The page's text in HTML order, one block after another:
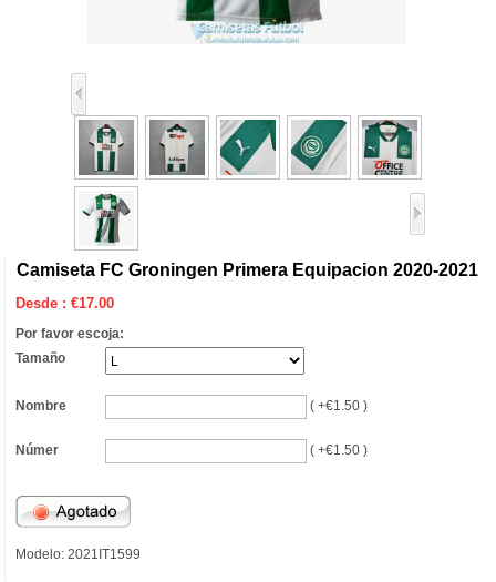
Camiseta FC Groningen Primera Equipacion 2020-2021
Desde :€17.00
Por favor escoja:
Tamaño
Nombre ( +€1.50 )
Númer ( +€1.50 )
Modelo: 2021IT1599